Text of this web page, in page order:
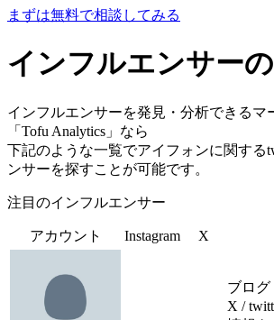
まずは無料で相談してみる
インフルエンサー
インフルエンサーを発見・分析できるマ
「Tofu Analytics」なら
下記のような一覧でアイフォンに関する
ンサーを探すことが可能です。
注目のインフルエンサー
アカウント Instagram X
ブロ
X /